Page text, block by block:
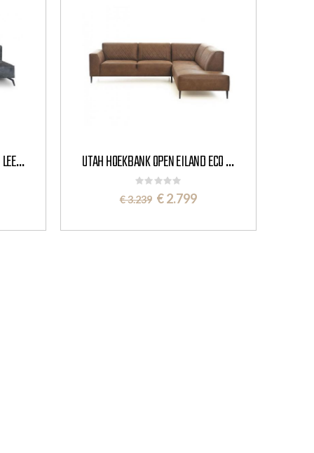
KRETA HOEKBANK OPEN EILAND LEER - HET ANKER UTAH HOEKBANK OPEN EILAND ECO LEER - HET ANKER
Rating:
0%
€ 3.239 Special
Price
€ 2.799